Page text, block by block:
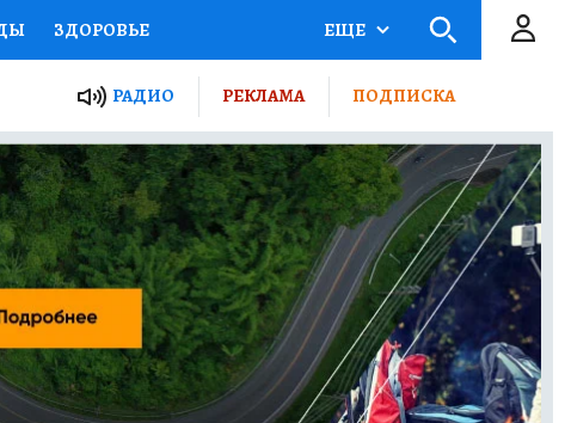
ЗДОРОВЬЕ
РОССИИ
ПУТЕВОДИТЕЛЬ
ЖЕЛЕЗА ТУРИЗМ
ГИД ПОТРЕБИТЕЛЯ ВСЕ О КП
ЕЩЕ
РАДИО РЕКЛАМА ПОДПИСКА